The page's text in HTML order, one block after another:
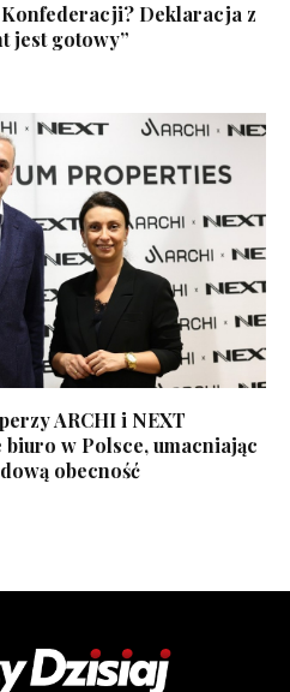
Deklaracja z
jest gotowy”
ARCHI i NEXT
w Polsce, umacniając
obecność